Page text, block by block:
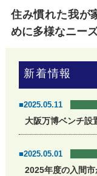
住み慣れた我が
めに多様なニー
新着情報
■2025.05.11
大阪万博ベンチ設
■2025.05.01
2025年度の入間